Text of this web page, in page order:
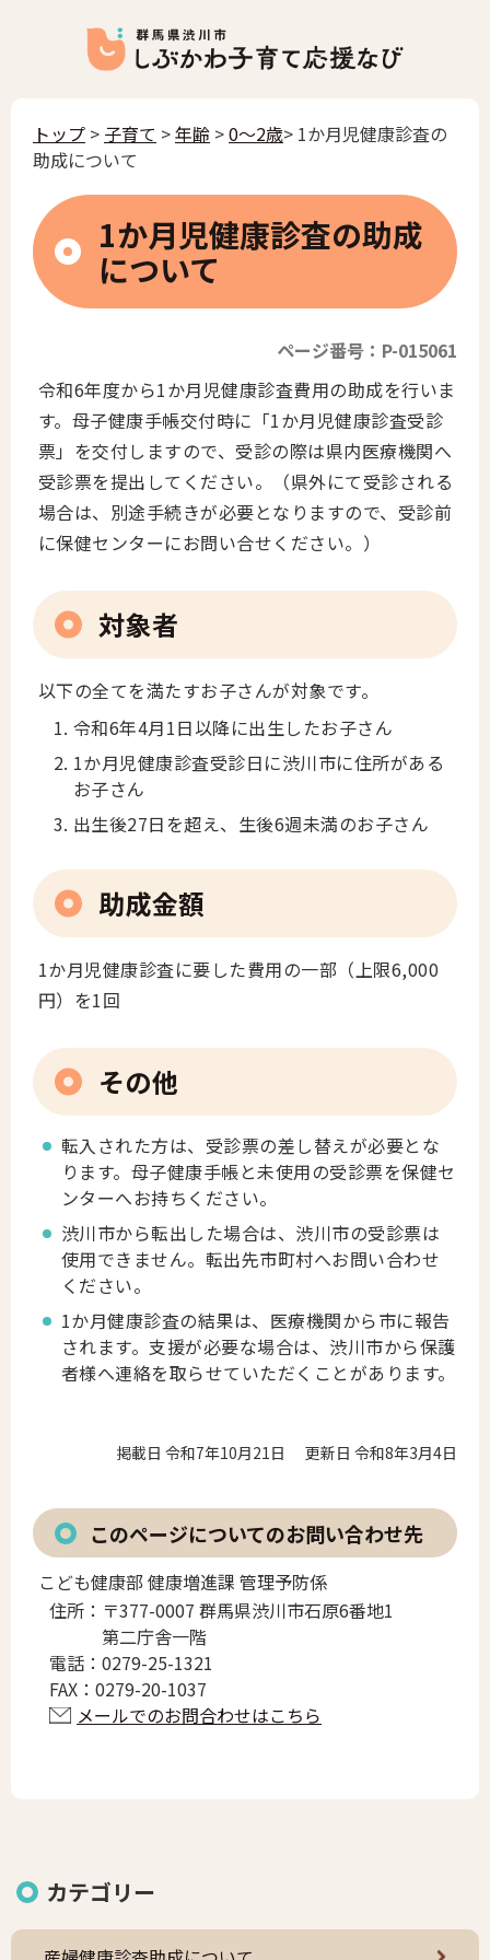
トップ > 子育て >年齢 >0〜2歳> 1か月児健康診査の
助成について
1か月児健康診査の助成
について
ページ番号：P-015061
令和6年度から1か月児健康診査費用の助成を行いま
す。母子健康手帳交付時に「1か月児健康診査受診
票」を交付しますので、受診の際は県内医療機関へ
受診票を提出してください。（県外にて受診される
場合は、別途手続きが必要となりますので、受診前
に保健センターにお問い合せください。）
対象者
以下の全てを満たすお子さんが対象です。
令和6年4月1日以降に出生したお子さん
1か月児健康診査受診日に渋川市に住所がある
お子さん
出生後27日を超え、生後6週未満のお子さん
助成金額
1か月児健康診査に要した費用の一部（上限6,000
円）を1回
その他
転入された方は、受診票の差し替えが必要とな
ります。母子健康手帳と未使用の受診票を保健セ
ンターへお持ちください。
渋川市から転出した場合は、渋川市の受診票は
使用できません。転出先市町村へお問い合わせ
ください。
1か月健康診査の結果は、医療機関から市に報告
されます。支援が必要な場合は、渋川市から保護
者様へ連絡を取らせていただくことがあります。
掲載日 令和7年10月21日 更新日 令和8年3月4日
このページについてのお問い合わせ先
こども健康部 健康増進課 管理予防係
住所： 〒377-0007 群馬県渋川市石原6番地1
第二庁舎一階
電話： 0279-25-1321
FAX： 0279-20-1037
メールでのお問合わせはこちら
カテゴリー